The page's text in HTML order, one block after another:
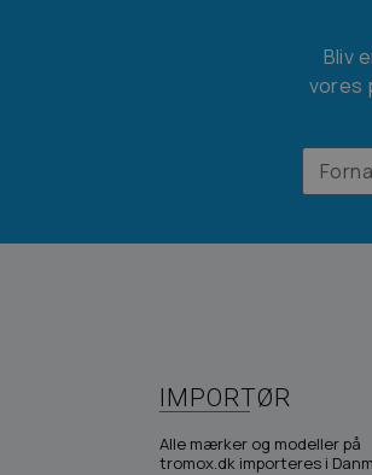
Bliv
vores
IMPORTØR
Alle mærker og modeller på
tromox.dk importeres i